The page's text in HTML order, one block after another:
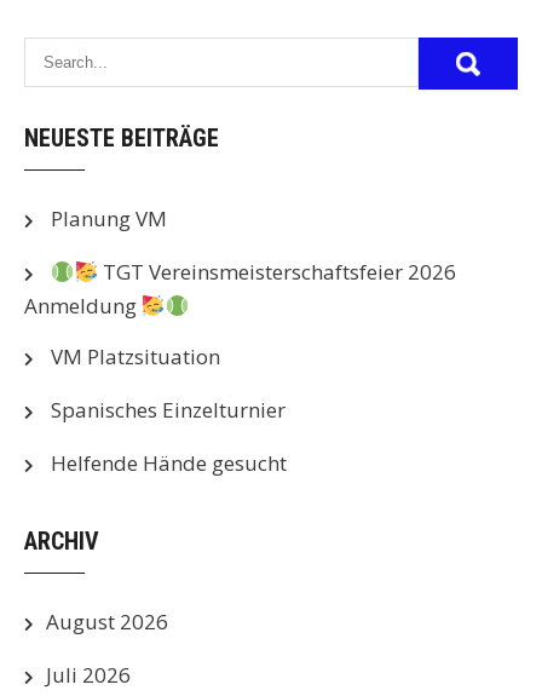
NEUESTE BEITRÄGE
Planung VM
TGT Vereinsmeisterschaftsfeier 2026
Anmeldung
VM Platzsituation
Spanisches Einzelturnier
Helfende Hände gesucht
ARCHIV
August 2026
Juli 2026